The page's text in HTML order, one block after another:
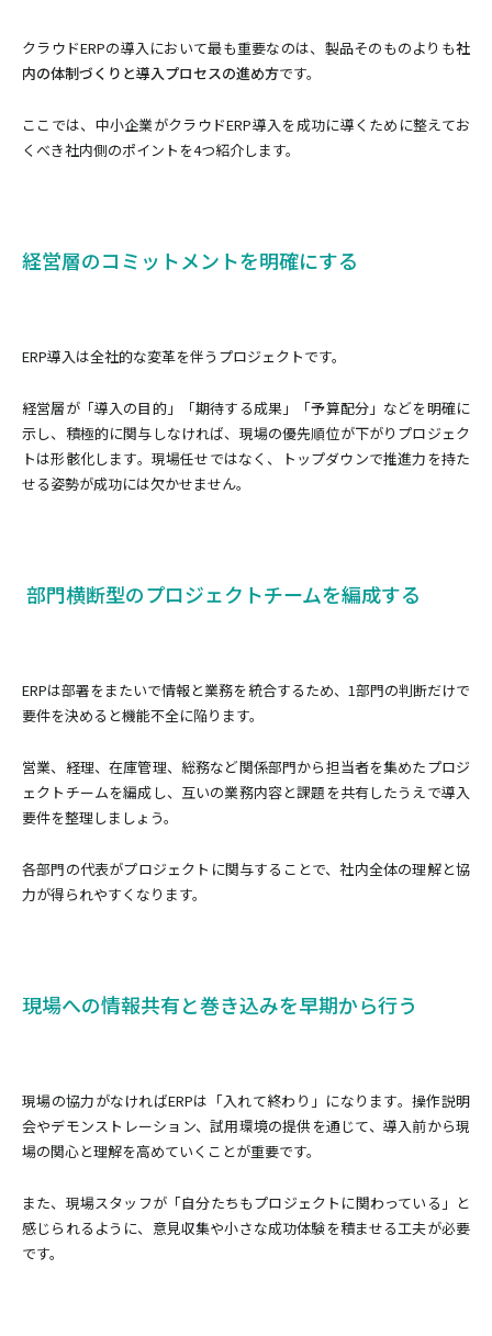
クラウドERPの導入において最も重要なのは、製品そのものよりも社
内の体制づくりと導入プロセスの進め方です。
ここでは、中小企業がクラウドERP導入を成功に導くために整えてお
くべき社内側のポイントを4つ紹介します。
経営層のコミットメントを明確にする
ERP導入は全社的な変革を伴うプロジェクトです。
経営層が「導入の目的」「期待する成果」「予算配分」などを明確に
示し、積極的に関与しなければ、現場の優先順位が下がりプロジェク
トは形骸化します。現場任せではなく、トップダウンで推進力を持た
せる姿勢が成功には欠かせません。
部門横断型のプロジェクトチームを編成する
ERPは部署をまたいで情報と業務を統合するため、1部門の判断だけで
要件を決めると機能不全に陥ります。
営業、経理、在庫管理、総務など関係部門から担当者を集めたプロジ
ェクトチームを編成し、互いの業務内容と課題を共有したうえで導入
要件を整理しましょう。
各部門の代表がプロジェクトに関与することで、社内全体の理解と協
力が得られやすくなります。
現場への情報共有と巻き込みを早期から行う
現場の協力がなければERPは「入れて終わり」になります。操作説明
会やデモンストレーション、試用環境の提供を通じて、導入前から現
場の関心と理解を高めていくことが重要です。
また、現場スタッフが「自分たちもプロジェクトに関わっている」と
感じられるように、意見収集や小さな成功体験を積ませる工夫が必要
です。